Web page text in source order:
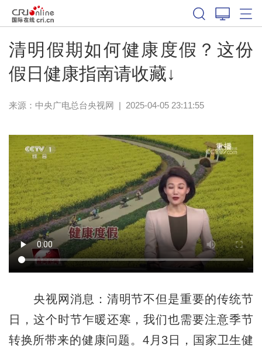
清明假期如何健康度假？这份
假日健康指南请收藏↓
来源： 中央广电总台央视网 | 2025-04-05 23:11:55
央视网消息：清明节不但是重要的传统节
日，这个时节乍暖还寒，我们也需要注意季节
转换所带来的健康问题。4月3日，国家卫生健